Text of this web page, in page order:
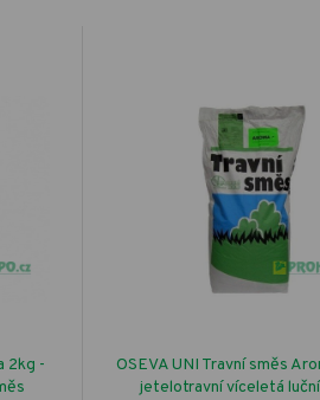
2kg -
OSEVA UNI Travní směs
jetelotravní víceletá